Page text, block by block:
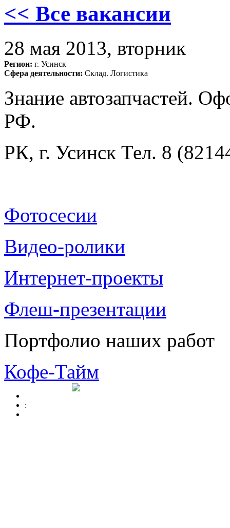
<< Все вакансии
28 мая 2013, вторник
Регион: г. Усинск
Сфера деятельности: Склад. Логистика
Знание автозапчастей.
РФ.
РК, г. Усинск Тел. 8
Фотосесии
Видео-ролики
Интернет-проекты
Флеш-презентации
Портфолио наших работ
Кофе-Тайм
: